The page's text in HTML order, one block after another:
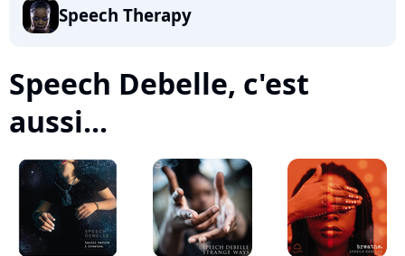
Speech Therapy
Speech Debelle, c'est
aussi...